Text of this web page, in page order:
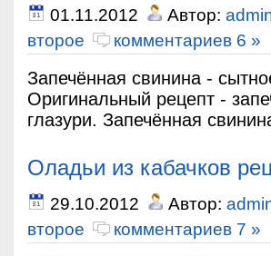
01.11.2012 Автор:
второе
комментариев 6 »
Запечённая свинина -
Оригинальный рецепт -
глазури. Запечённая
Оладьи из кабачков
29.10.2012 Автор:
второе
комментариев 7 »